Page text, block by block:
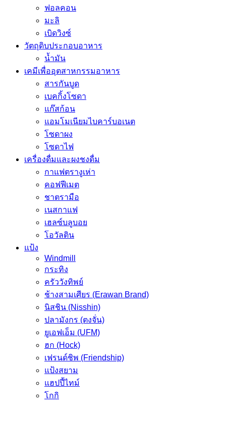
ฟอลคอน
มะลิ
เบิดวิงซ์
วัตถุดิบประกอบอาหาร
น้ำมัน
เคมีเพื่ออุตสาหกรรมอาหาร
สารกันบูด
เบคกิ้งโซดา
แก๊สก้อน
แอมโมเนียมไบคาร์บอเนต
โซดาผง
โซดาไฟ
เครื่องดื่มและผงชงดื่ม
กาแฟตรางูเห่า
คอฟฟีเมต
ชาตรามือ
เนสกาแฟ
เฮลซ์บลูบอย
โอวัลติน
แป้ง
Windmill
กระทิง
ครัววังทิพย์
ช้างสามเศียร (Erawan Brand)
นิสชิน (Nisshin)
ปลามังกร (ตงจั่น)
ยูเอฟเอ็ม (UFM)
ฮก (Hock)
เฟรนด์ชิพ (Friendship)
แป้งสยาม
แฮปปี้ไทม์
โกกิ